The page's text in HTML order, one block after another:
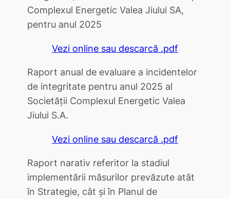
Complexul Energetic Valea Jiului SA,
pentru anul 2025
Vezi online sau descarcă .pdf
Raport anual de evaluare a incidentelor
de integritate pentru anul 2025 al
Societăţii Complexul Energetic Valea
Jiului S.A.
Vezi online sau descarcă .pdf
Raport narativ referitor la stadiul
implementării măsurilor prevăzute atât
în Strategie, cât și în Planul de